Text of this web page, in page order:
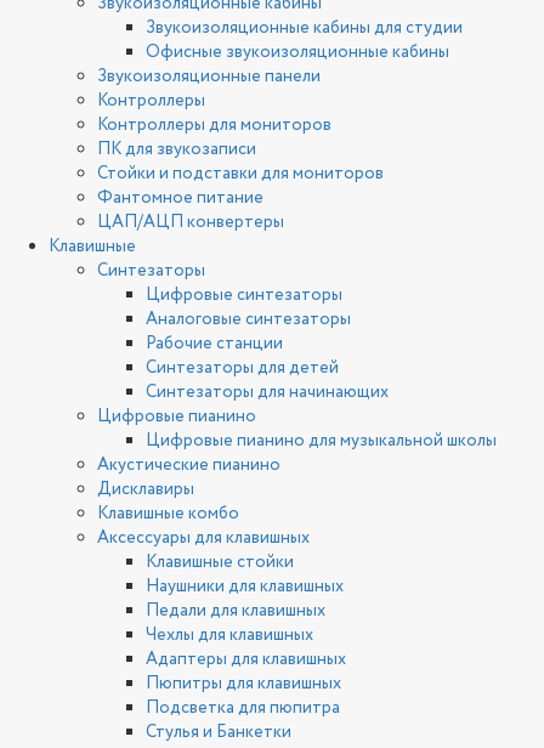
Звукоизоляционные кабины для студии
Офисные звукоизоляционные кабины
Звукоизоляционные панели
Контроллеры
Контроллеры для мониторов
ПК для звукозаписи
Стойки и подставки для мониторов
Фантомное питание
ЦАП/АЦП конвертеры
Клавишные
Синтезаторы
Цифровые синтезаторы
Аналоговые синтезаторы
Рабочие станции
Синтезаторы для детей
Синтезаторы для начинающих
Цифровые пианино
Цифровые пианино для музыкальной школы
Акустические пианино
Дисклавиры
Клавишные комбо
Аксессуары для клавишных
Клавишные стойки
Наушники для клавишных
Педали для клавишных
Чехлы для клавишных
Адаптеры для клавишных
Пюпитры для клавишных
Подсветка для пюпитра
Стулья и Банкетки